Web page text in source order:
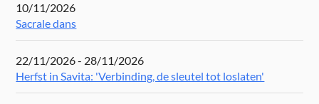
10/11/2026
Sacrale dans
22/11/2026 - 28/11/2026
Herfst in Savita: 'Verbinding, de sleutel tot loslaten'